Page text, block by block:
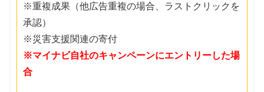
※重複成果（他広告重複の場合、ラストクリックを
承認）
※災害支援関連の寄付
※マイナビ自社のキャンペーンにエントリーした場
合